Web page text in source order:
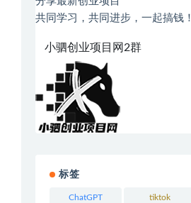
共同学习，共同进步，一起搞钱！
小驷创业项目网2群
标签
ChatGPT tiktok